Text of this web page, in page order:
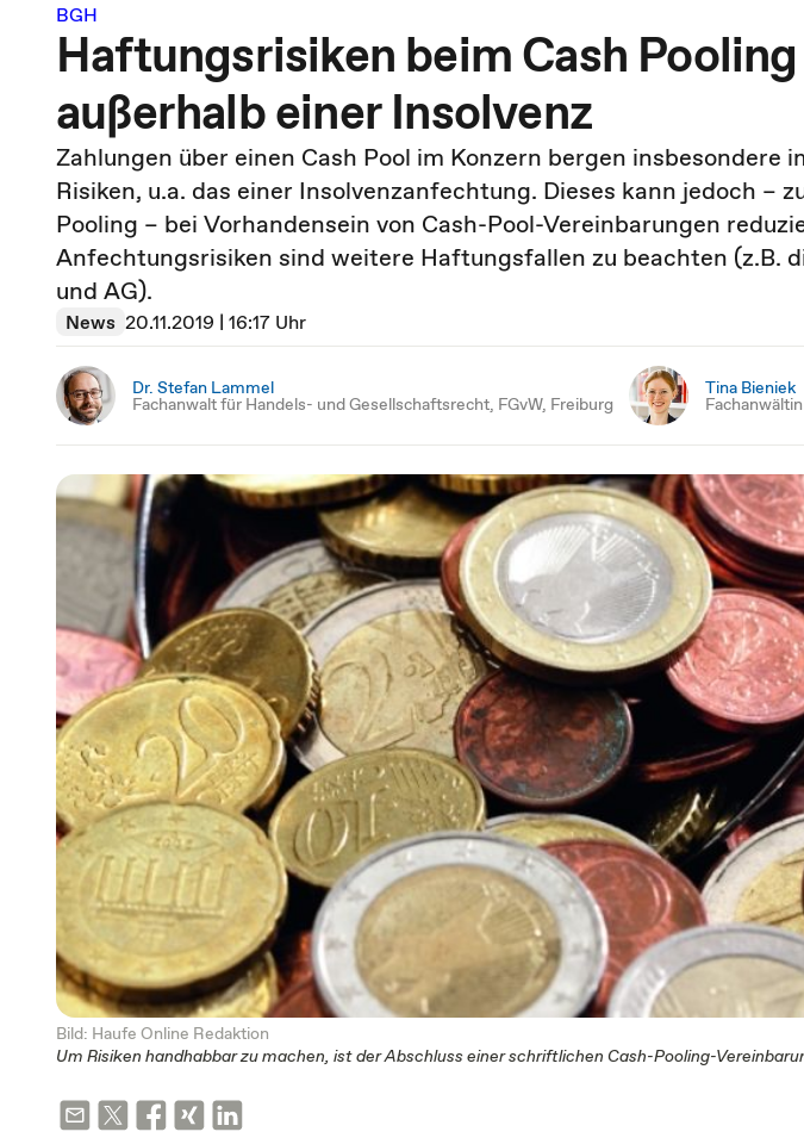
BGH
Haftungsrisiken beim Cash
außerhalb einer Insolvenz
Zahlungen über einen Cash Pool im Konzern bergen insbesondere
Risiken, u.a. das einer Insolvenzanfechtung. Dieses kann jedoch –
Pooling – bei Vorhandensein von Cash-Pool-Vereinbarungen
Anfechtungsrisiken sind weitere Haftungsfallen zu beachten (z.B.
und AG).
News 20.11.2019 | 16:17 Uhr
Dr. Stefan Lammel
Fachanwalt für Handels- und Gesellschaftsrecht, FGvW, Freiburg
Tina Bieniek
Bild: Haufe Online Redaktion
Um Risiken handhabbar zu machen, ist der Abschluss einer schriftlichen Cash-Pooling-